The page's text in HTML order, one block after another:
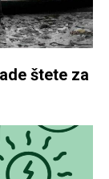
štete za